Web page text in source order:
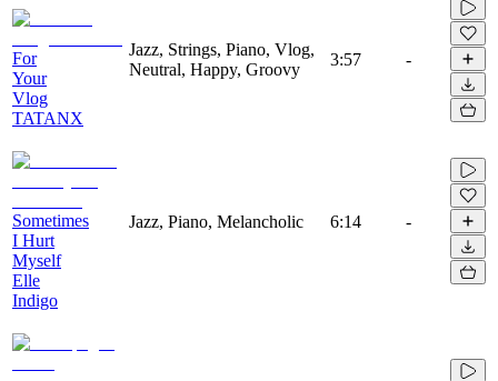
For
Your
Vlog
TATANX
Jazz, Strings, Piano, Vlog,
Neutral, Happy, Groovy
3:57 -
Sometimes
I Hurt
Myself
Elle
Indigo
Jazz, Piano, Melancholic 6:14 -